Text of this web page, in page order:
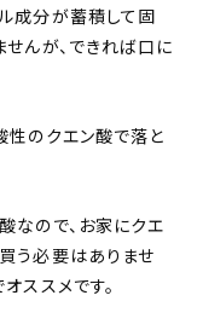
成分が蓄積して固
んが、できれば口に
性のクエン酸で落と
なので、お家にクエ
う必要はありませ
ススメです。